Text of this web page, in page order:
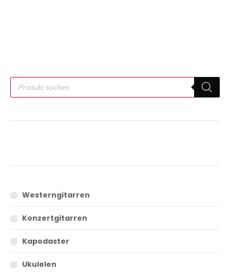
Westerngitarren
Konzertgitarren
Kapodaster
Ukulelen